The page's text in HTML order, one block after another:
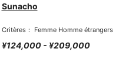
Sunacho
Critères： Femme Homme étrangers
¥124,000 - ¥209,000